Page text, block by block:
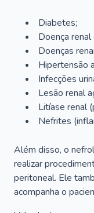
Diabetes;
Doença renal
Doenças
Hipertensão
Infecções
Lesão renal
Litíase renal
Nefrites
Além disso, o
realizar
peritoneal. Ele
acompanha o